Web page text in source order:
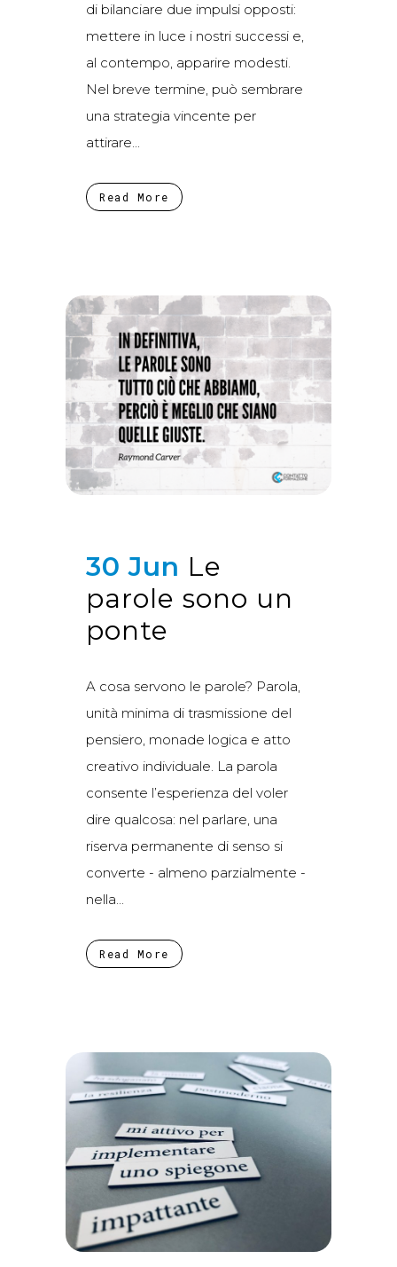
di bilanciare due impulsi opposti:
mettere in luce i nostri successi e,
al contempo, apparire modesti.
Nel breve termine, può sembrare
una strategia vincente per
attirare...
Read More
30 Jun Le
parole sono un
ponte
A cosa servono le parole? Parola,
unità minima di trasmissione del
pensiero, monade logica e atto
creativo individuale. La parola
consente l’esperienza del voler
dire qualcosa: nel parlare, una
riserva permanente di senso si
converte - almeno parzialmente -
nella...
Read More